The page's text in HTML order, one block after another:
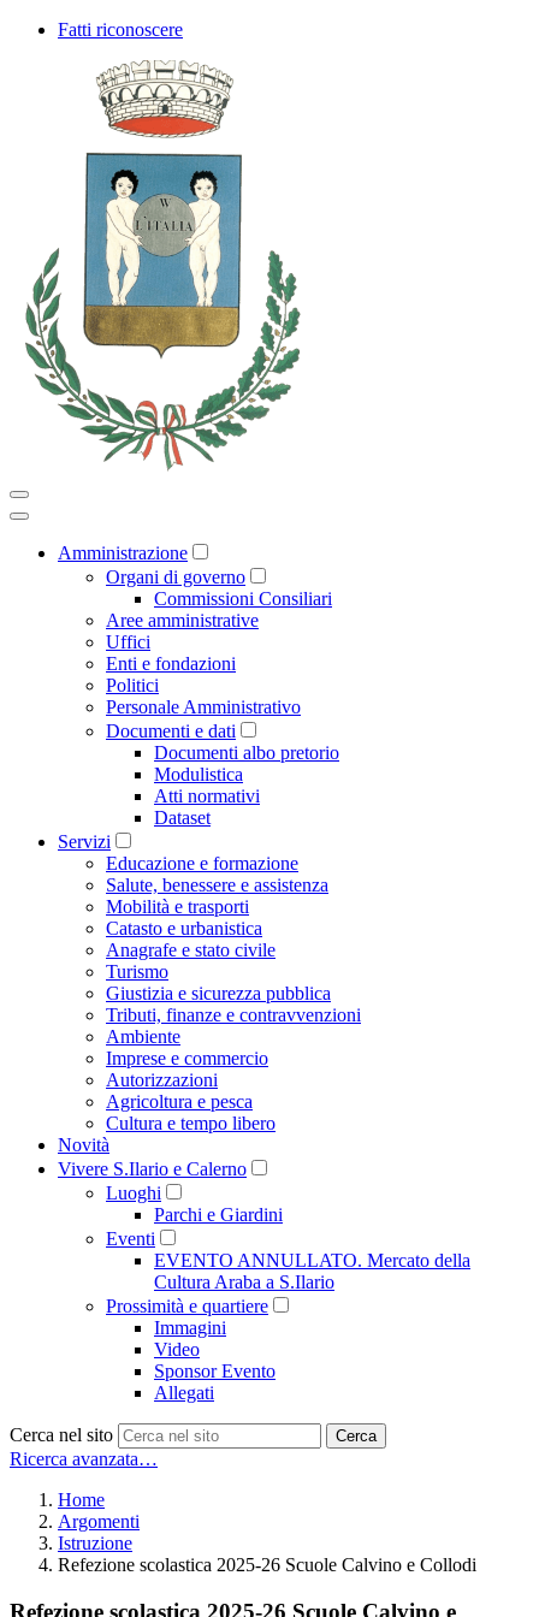
Fatti riconoscere
Amministrazione
Organi di governo
Commissioni Consiliari
Aree amministrative
Uffici
Enti e fondazioni
Politici
Personale Amministrativo
Documenti e dati
Documenti albo pretorio
Modulistica
Atti normativi
Dataset
Servizi
Educazione e formazione
Salute, benessere e assistenza
Mobilità e trasporti
Catasto e urbanistica
Anagrafe e stato civile
Turismo
Giustizia e sicurezza pubblica
Tributi, finanze e contravvenzioni
Ambiente
Imprese e commercio
Autorizzazioni
Agricoltura e pesca
Cultura e tempo libero
Novità
Vivere S.Ilario e Calerno
Luoghi
Parchi e Giardini
Eventi
EVENTO ANNULLATO. Mercato della
Cultura Araba a S.Ilario
Prossimità e quartiere
Immagini
Video
Sponsor Evento
Allegati
Cerca nel sito Cerca
Ricerca avanzata…
Home
Argomenti
Istruzione
Refezione scolastica 2025-26 Scuole Calvino e Collodi
Refezione scolastica 2025-26 Scuole Calvino e